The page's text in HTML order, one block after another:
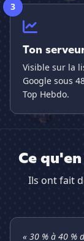
3
Ton
Visible sur la
Google sous
Top Hebdo.
Ce
Ils ont fait
« 30 % à 40 %